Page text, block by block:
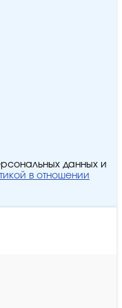
данных и
в отношении